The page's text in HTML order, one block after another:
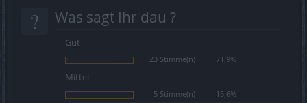
? Was sagt Ihr dau ?
Gut
23 Stimme(n) 71,9%
Mittel
5 Stimme(n) 15,6%